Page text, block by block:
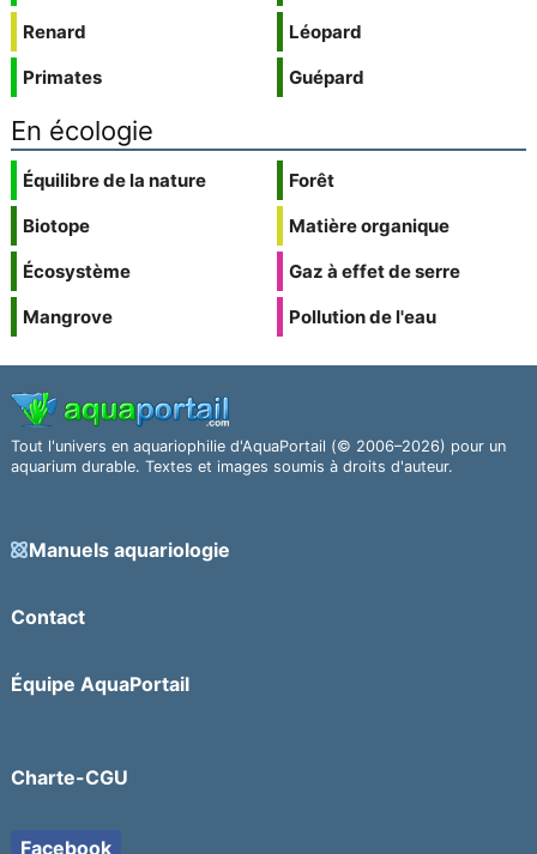
Renard
Primates
Léopard
Guépard
En écologie
Équilibre de la nature
Biotope
Écosystème
Mangrove
Forêt
Matière organique
Gaz à effet de serre
Pollution de l'eau
Tout l'univers en aquariophilie d'AquaPortail (© 2006–2026) pour un
aquarium durable. Textes et images soumis à droits d'auteur.
Manuels aquariologie
Contact
Équipe AquaPortail
Charte-CGU
Facebook